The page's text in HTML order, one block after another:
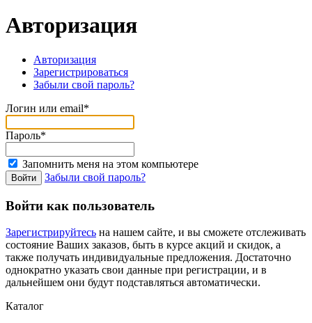
Авторизация
Авторизация
Зарегистрироваться
Забыли свой пароль?
Логин или email*
Пароль*
Запомнить меня на этом компьютере
Забыли свой пароль?
Войти как пользователь
Зарегистрируйтесь на нашем сайте, и вы сможете отслеживать
состояние Ваших заказов, быть в курсе акций и скидок, а
также получать индивидуальные предложения. Достаточно
однократно указать свои данные при регистрации, и в
дальнейшем они будут подставляться автоматически.
Каталог